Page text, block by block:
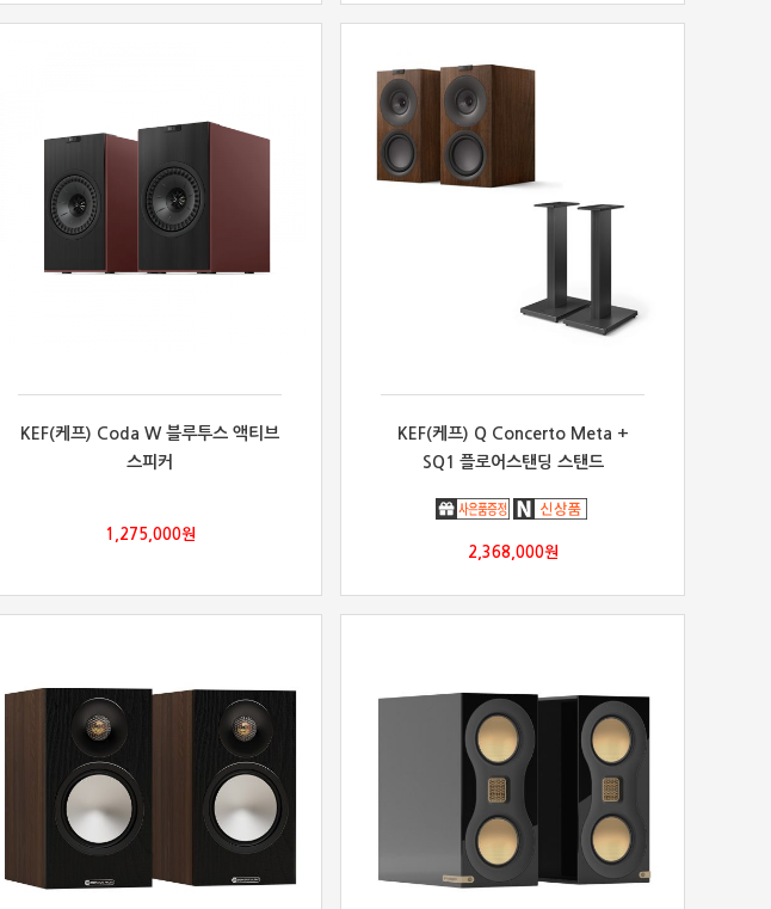
KEF(케프) Coda W 블루투스 액티브
스피커
1,275,000원
KEF(케프) Q Concerto Meta +
SQ1 플로어스탠딩 스탠드
2,368,000원